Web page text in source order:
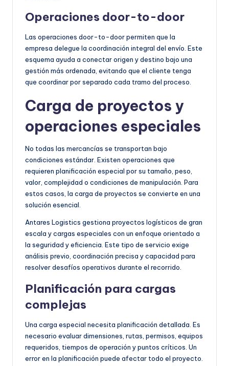
Operaciones door-to-door
Las operaciones door-to-door permiten que la
empresa delegue la coordinación integral del envío. Este
esquema ayuda a conectar origen y destino bajo una
gestión más ordenada, evitando que el cliente tenga
que coordinar por separado cada tramo del proceso.
Carga de proyectos y
operaciones especiales
No todas las mercancías se transportan bajo
condiciones estándar. Existen operaciones que
requieren planificación especial por su tamaño, peso,
valor, complejidad o condiciones de manipulación. Para
estos casos, la carga de proyectos se convierte en una
solución esencial.
Antares Logistics gestiona proyectos logísticos de gran
escala y cargas especiales con un enfoque orientado a
la seguridad y eficiencia. Este tipo de servicio exige
análisis previo, coordinación precisa y capacidad para
resolver desafíos operativos durante el recorrido.
Planificación para cargas
complejas
Una carga especial necesita planificación detallada. Es
necesario evaluar dimensiones, rutas, permisos, equipos
requeridos, tiempos de operación y puntos críticos. Un
error en la planificación puede afectar todo el proyecto.